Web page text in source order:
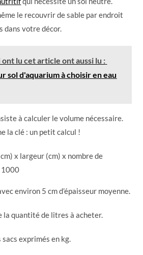
le recouvrir de sable par endroit
dans votre décor.
ont lu cet article ont aussi lu :
sol d'aquarium à choisir en eau
à calculer le volume nécessaire.
la clé : un petit calcul !
x largeur (cm) x nombre de
environ 5 cm d’épaisseur moyenne.
la quantité de litres à acheter.
exprimés en kg.